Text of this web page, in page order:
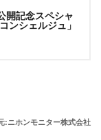
開記念スペシャ
ンシェルジュ」
:ニホンモニター株式会社